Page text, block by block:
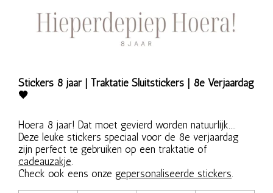
Stickers 8 jaar | Traktatie Sluitstickers | 8e Verjaardag
🖤
Hoera 8 jaar! Dat moet gevierd worden natuurlijk....
Deze leuke stickers speciaal voor de 8e verjaardag
zijn perfect te gebruiken op een traktatie of
cadeauzakje
Check ook eens onze gepersonaliseerde stickers